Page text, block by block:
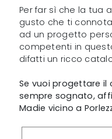
Per far sì che la tua
gusto che ti
ad un progetto
competenti in
difatti un ricco
Se vuoi progettare
sempre sognato,
Madie vicino a